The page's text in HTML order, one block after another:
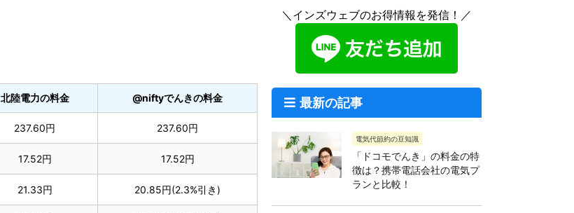
北陸電力の料金 @niftyでんきの料金
237.60円 237.60円
17.52円 17.52円
21.33円 20.85円(2.3%引き)
＼インズウェブのお得情報を発信！／
最新の記事
電気代節約の豆知識
「ドコモでんき」の料金の特
徴は？携帯電話会社の電気プ
ランと比較！